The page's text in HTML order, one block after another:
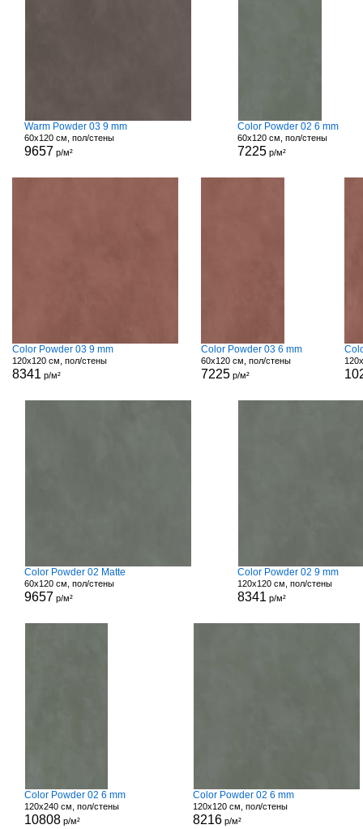
Warm Powder 03 9 mm
60x120 см, пол/стены
9657 р/м²
Color Powder 02 6 mm
60x120 см, пол/стены
7225 р/м²
Color Powder 03 9 mm
120x120 см, пол/стены
8341 р/м²
Color Powder 03 6 mm
60x120 см, пол/стены
7225р/м²
Color Powder 02 Matte
60x120 см, пол/стены
9657 р/м²
Color Powder 02 9 mm
120x120 см, пол/стены
8341 р/м²
Color Powder 02 6 mm
120x240 см, пол/стены
10808 р/м²
Color Powder 02 6 mm
120x120 см, пол/стены
8216 р/м²